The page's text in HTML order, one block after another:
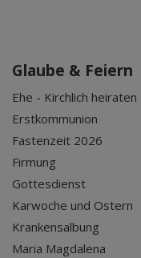
Glaube & Feiern
Ehe - Kirchlich heiraten
Erstkommunion
Fastenzeit 2026
Firmung
Gottesdienst
Karwoche und Ostern
Krankensalbung
Maria Magdalena